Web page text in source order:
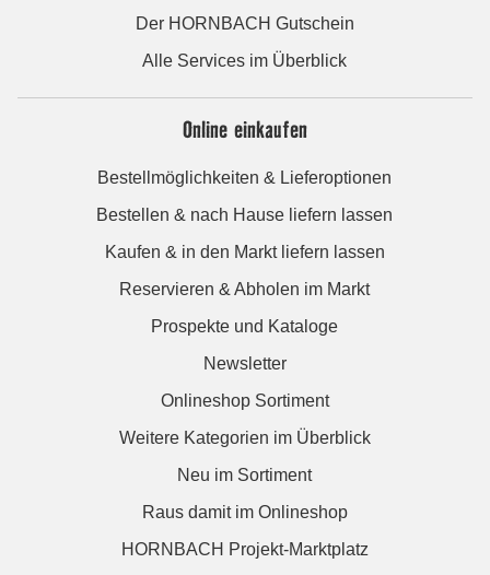
Der HORNBACH Gutschein
Alle Services im Überblick
Online einkaufen
Bestellmöglichkeiten & Lieferoptionen
Bestellen & nach Hause liefern lassen
Kaufen & in den Markt liefern lassen
Reservieren & Abholen im Markt
Prospekte und Kataloge
Newsletter
Onlineshop Sortiment
Weitere Kategorien im Überblick
Neu im Sortiment
Raus damit im Onlineshop
HORNBACH Projekt-Marktplatz